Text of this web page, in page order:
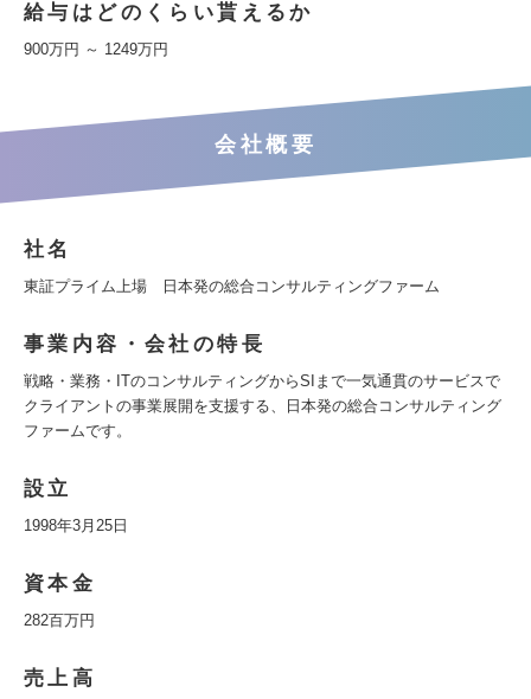
給与はどのくらい貰えるか
900万円 ～ 1249万円
会社概要
社名
東証プライム上場 日本発の総合コンサルティングファーム
事業内容・会社の特長
戦略・業務・ITのコンサルティングからSIまで一気通貫のサービスで
クライアントの事業展開を支援する、日本発の総合コンサルティング
ファームです。
設立
1998年3月25日
資本金
282百万円
売上高